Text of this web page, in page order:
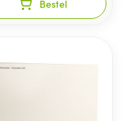
Bestel